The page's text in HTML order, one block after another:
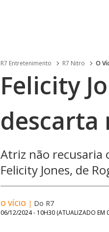
R7 Entretenimento R7 Nitro O
Felicity
descarta
Atriz não recusaria
Felicity Jones, de
O VÍCIO | Do R7
06/12/2024 - 10H30 (ATUALIZADO EM